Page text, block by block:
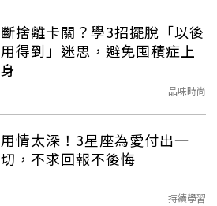
斷捨離卡關？學3招擺脫「以後
用得到」迷思，避免囤積症上
身
品味時尚
用情太深！3星座為愛付出一
切，不求回報不後悔
持續學習